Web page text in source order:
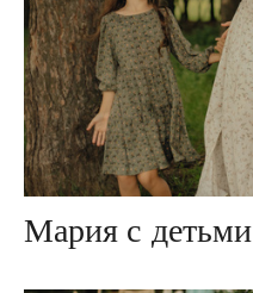
Мария с детьми